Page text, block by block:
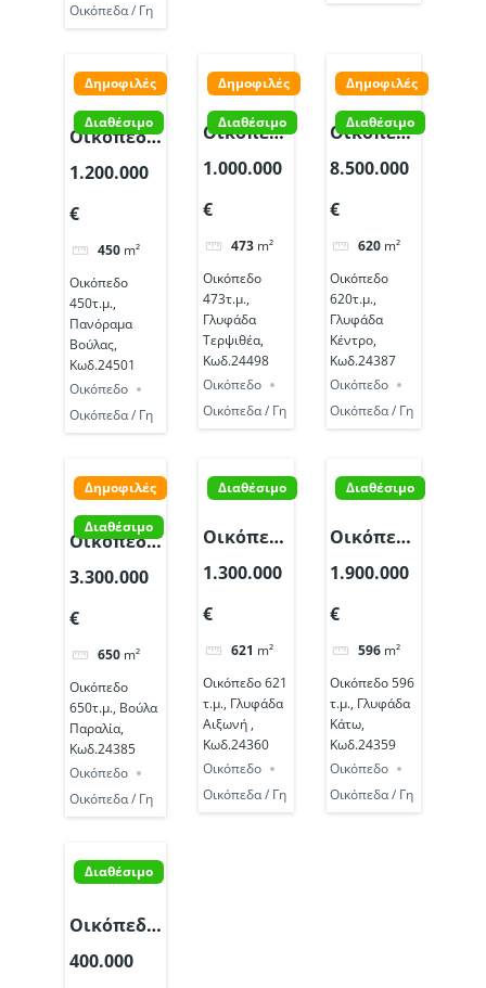
Οικόπεδα / Γη
Δημοφιλές
Διαθέσιμο
Οικόπεδο
450τ.μ.,
Βούλας,
Κωδ.24501
1.200.000
€
450 m²
Οικόπεδο
450τ.μ.,
Πανόραμα
Βούλας,
Κωδ.24501
Οικόπεδο
Οικόπεδα / Γη
Δημοφιλές
Διαθέσιμο
Οικόπεδο
473τ.μ.,
Τερψιθέα,
Κωδ.24498
1.000.000
€
473 m²
Οικόπεδο
473τ.μ.,
Γλυφάδα
Τερψιθέα,
Κωδ.24498
Οικόπεδο
Οικόπεδα / Γη
Δημοφιλές
Διαθέσιμο
Οικόπεδο
620τ.μ.,
Κέντρο,
Κωδ.24387
8.500.000
€
620 m²
Οικόπεδο
620τ.μ.,
Γλυφάδα
Κέντρο,
Κωδ.24387
Οικόπεδο
Οικόπεδα / Γη
Δημοφιλές
Διαθέσιμο
Οικόπεδο
650τ.μ.,
Παραλία,
Κωδ.24385
3.300.000
€
650 m²
Οικόπεδο
650τ.μ., Βούλα
Παραλία,
Κωδ.24385
Οικόπεδο
Οικόπεδα / Γη
Διαθέσιμο
Οικόπεδο
621 τ.μ.,
Αιξωνή ,
Κωδ.24360
1.300.000
€
621 m²
Οικόπεδο 621
τ.μ., Γλυφάδα
Αιξωνή ,
Κωδ.24360
Οικόπεδο
Οικόπεδα / Γη
Διαθέσιμο
Οικόπεδο
596 τ.μ.,
Κάτω,
Κωδ.24359
1.900.000
€
596 m²
Οικόπεδο 596
τ.μ., Γλυφάδα
Κάτω,
Κωδ.24359
Οικόπεδο
Οικόπεδα / Γη
Διαθέσιμο
Οικόπεδο
276 τ.μ.,
400.000